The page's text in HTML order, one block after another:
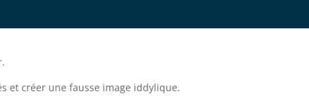
et créer une fausse image iddylique.